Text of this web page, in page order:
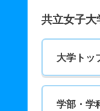
共立女子大
大学トッ
学部・学